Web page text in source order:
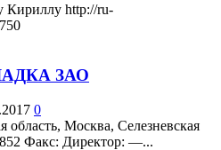
Кириллу http://ru-
ЗАО
0
Москва, Селезневская
Факс: Директор: —...